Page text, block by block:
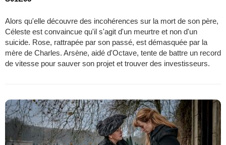
Alors qu'elle découvre des incohérences sur la mort de son père,
Céleste est convaincue qu'il s'agit d'un meurtre et non d'un
suicide. Rose, rattrapée par son passé, est démasquée par la
mère de Charles. Arsène, aidé d'Octave, tente de battre un record
de vitesse pour sauver son projet et trouver des investisseurs.